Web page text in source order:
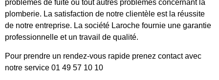
problèmes de fuite ou tout autres problèmes concernant la
plomberie. La satisfaction de notre clientèle est la réussite
de notre entreprise. La société Laroche fournie une garantie
professionnelle et un travail de qualité.
Pour prendre un rendez-vous rapide prenez contact avec
notre service 01 49 57 10 10